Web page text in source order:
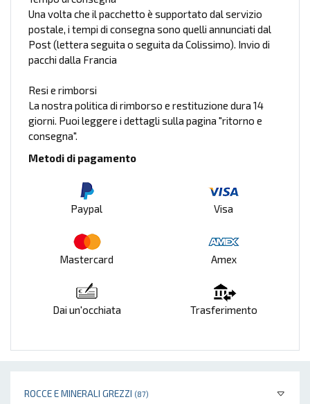
ROCCE E MINERALI GREZZI (87)
Una volta che il pacchetto è supportato dal servizio
postale, i tempi di consegna sono quelli annunciati dal
Post (lettera seguita o seguita da Colissimo). Invio di
pacchi dalla Francia
Resi e rimborsi
La nostra politica di rimborso e restituzione dura 14
giorni. Puoi leggere i dettagli sulla pagina "ritorno e
consegna".
Metodi di pagamento
Paypal Visa
Mastercard Amex
Dai un'occhiata Trasferimento